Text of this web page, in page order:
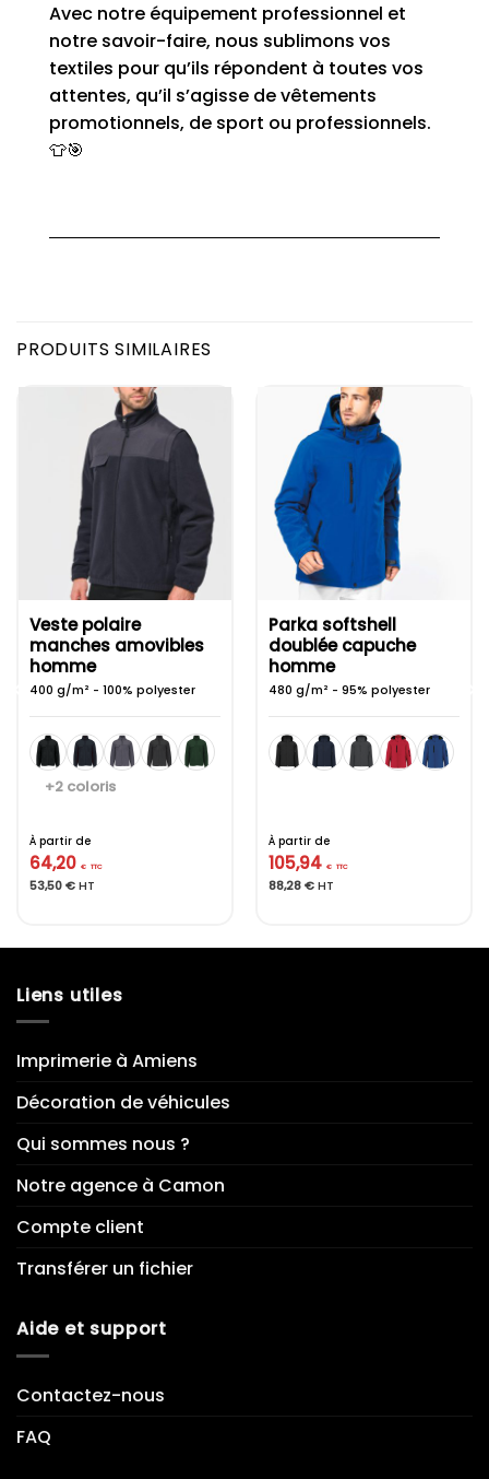
Avec notre équipement professionnel et
notre savoir-faire, nous sublimons vos
textiles pour qu’ils répondent à toutes vos
attentes, qu’il s’agisse de vêtements
promotionnels, de sport ou professionnels.
👕🎯
PRODUITS SIMILAIRES
Veste polaire
manches amovibles
homme
400 g/m² - 100% polyester
+2 coloris
À partir de
64,20 € TTC
53,50€ HT
Parka softshell
doublée capuche
homme
480 g/m² - 95% polyester
À partir de
105,94 € TTC
88,28€ HT
Liens utiles
Imprimerie à Amiens
Décoration de véhicules
Qui sommes nous ?
Notre agence à Camon
Compte client
Transférer un fichier
Aide et support
Contactez-nous
FAQ